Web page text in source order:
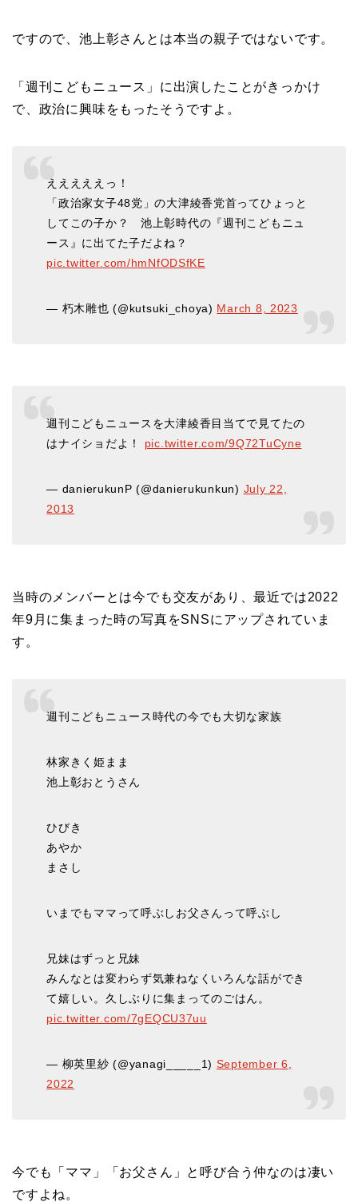
ですので、池上彰さんとは本当の親子ではないです。
「週刊こどもニュース」に出演したことがきっかけ
で、政治に興味をもったそうですよ。
えええええっ！
「政治家女子48党」の大津綾香党首ってひょっと
してこの子か？ 池上彰時代の『週刊こどもニュ
ース』に出てた子だよね？
pic.twitter.com/hmNfODSfKE
— 朽木雕也 (@kutsuki_choya) March 8, 2023
週刊こどもニュースを大津綾香目当てで見てたの
はナイショだよ！ pic.twitter.com/9Q72TuCyne
— danierukunP (@danierukunkun) July 22,
2013
当時のメンバーとは今でも交友があり、最近では2022
年9月に集まった時の写真をSNSにアップされていま
す。
週刊こどもニュース時代の今でも大切な家族
林家きく姫まま
池上彰おとうさん
ひびき
あやか
まさし
いまでもママって呼ぶしお父さんって呼ぶし
兄妹はずっと兄妹
みんなとは変わらず気兼ねなくいろんな話ができ
て嬉しい。久しぶりに集まってのごはん。
pic.twitter.com/7gEQCU37uu
— 柳英里紗 (@yanagi_____1) September 6,
2022
今でも「ママ」「お父さん」と呼び合う仲なのは凄い
ですよね。